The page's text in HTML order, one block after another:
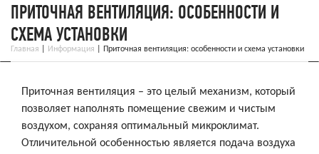
ПРИТОЧНАЯ ВЕНТИЛЯЦИЯ: ОСОБЕННОСТИ И
СХЕМА УСТАНОВКИ
Главная Информация Приточная вентиляция: особенности и схема установки
Приточная вентиляция – это целый механизм, который
позволяет наполнять помещение свежим и чистым
воздухом, сохраняя оптимальный микроклимат.
Отличительной особенностью является подача воздуха